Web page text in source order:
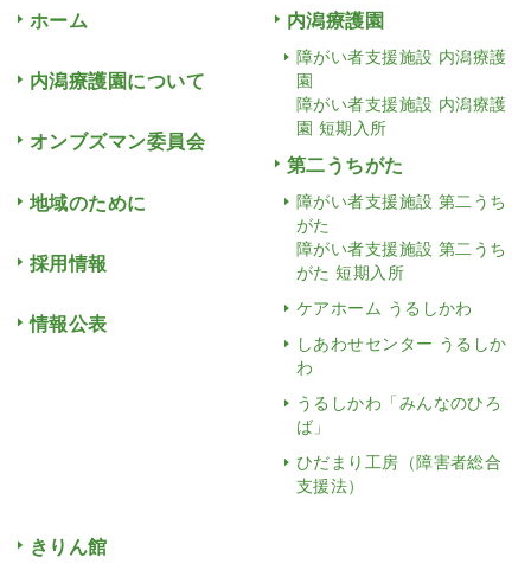
ホーム
内潟療護園について
オンブズマン委員会
地域のために
採用情報
情報公表
内潟療護園
障がい者支援施設 内潟療護
園
障がい者支援施設 内潟療護
園 短期入所
第二うちがた
障がい者支援施設 第二うち
がた
障がい者支援施設 第二うち
がた 短期入所
ケアホーム うるしかわ
しあわせセンター うるしか
わ
うるしかわ「みんなのひろ
ば」
ひだまり工房（障害者総合
支援法）
きりん館